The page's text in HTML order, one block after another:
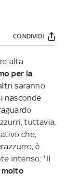
CONDIVIDI
alta
per la
saranno
nasconde
tuttavia,
che,
è
intenso: "Il
molto